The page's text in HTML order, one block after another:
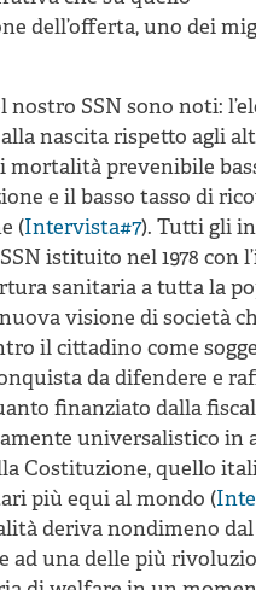
dell’offerta, uno dei
SSN sono noti:
nascita rispetto agli
mortalità prevenibile
e il basso tasso di
(Intervista#7). Tutti gli
istituito nel 1978 con
sanitaria a tutta la
visione di società
il cittadino come
da difendere e
finanziato dalla
universalistico in
Costituzione, quello
più equi al mondo (
deriva nondimeno
ad una delle più